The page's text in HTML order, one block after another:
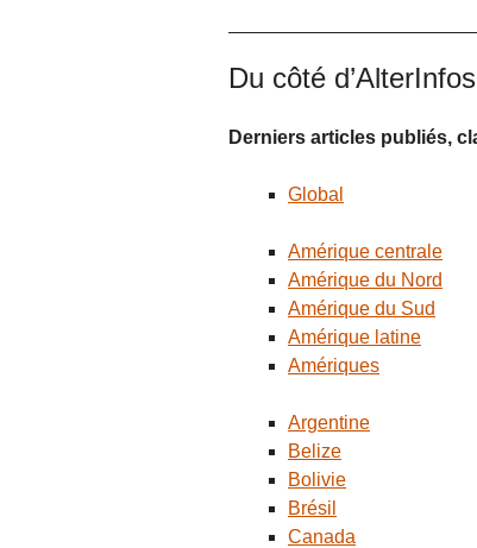
Du côté d’AlterInfos
Derniers articles publiés,
Global
Amérique centrale
Amérique du Nord
Amérique du Sud
Amérique latine
Amériques
Argentine
Belize
Bolivie
Brésil
Canada